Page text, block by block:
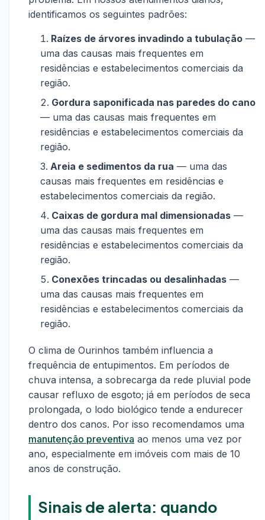
identificamos os seguintes padrões:
Raízes de árvores invadindo a tubulação —
uma das causas mais frequentes em
residências e estabelecimentos comerciais da
região.
Gordura saponificada nas paredes do cano
— uma das causas mais frequentes em
residências e estabelecimentos comerciais da
região.
Areia e sedimentos da rua — uma das
causas mais frequentes em residências e
estabelecimentos comerciais da região.
Caixas de gordura mal dimensionadas —
uma das causas mais frequentes em
residências e estabelecimentos comerciais da
região.
Conexões trincadas ou desalinhadas —
uma das causas mais frequentes em
residências e estabelecimentos comerciais da
região.
O clima de Ourinhos também influencia a
frequência de entupimentos. Em períodos de
chuva intensa, a sobrecarga da rede pluvial pode
causar refluxo de esgoto; já em períodos de seca
prolongada, o lodo biológico tende a endurecer
dentro dos canos. Por isso recomendamos uma
manutenção preventiva ao menos uma vez por
ano, especialmente em imóveis com mais de 10
anos de construção.
Sinais de alerta: quando